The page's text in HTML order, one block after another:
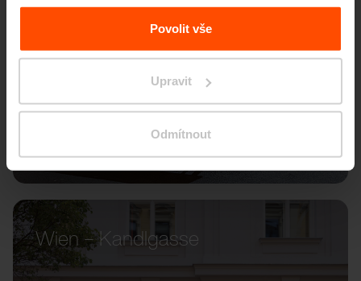
osobních údajů.
Povolit vše
Upravit
Odmítnout
Wien – Kandlgasse